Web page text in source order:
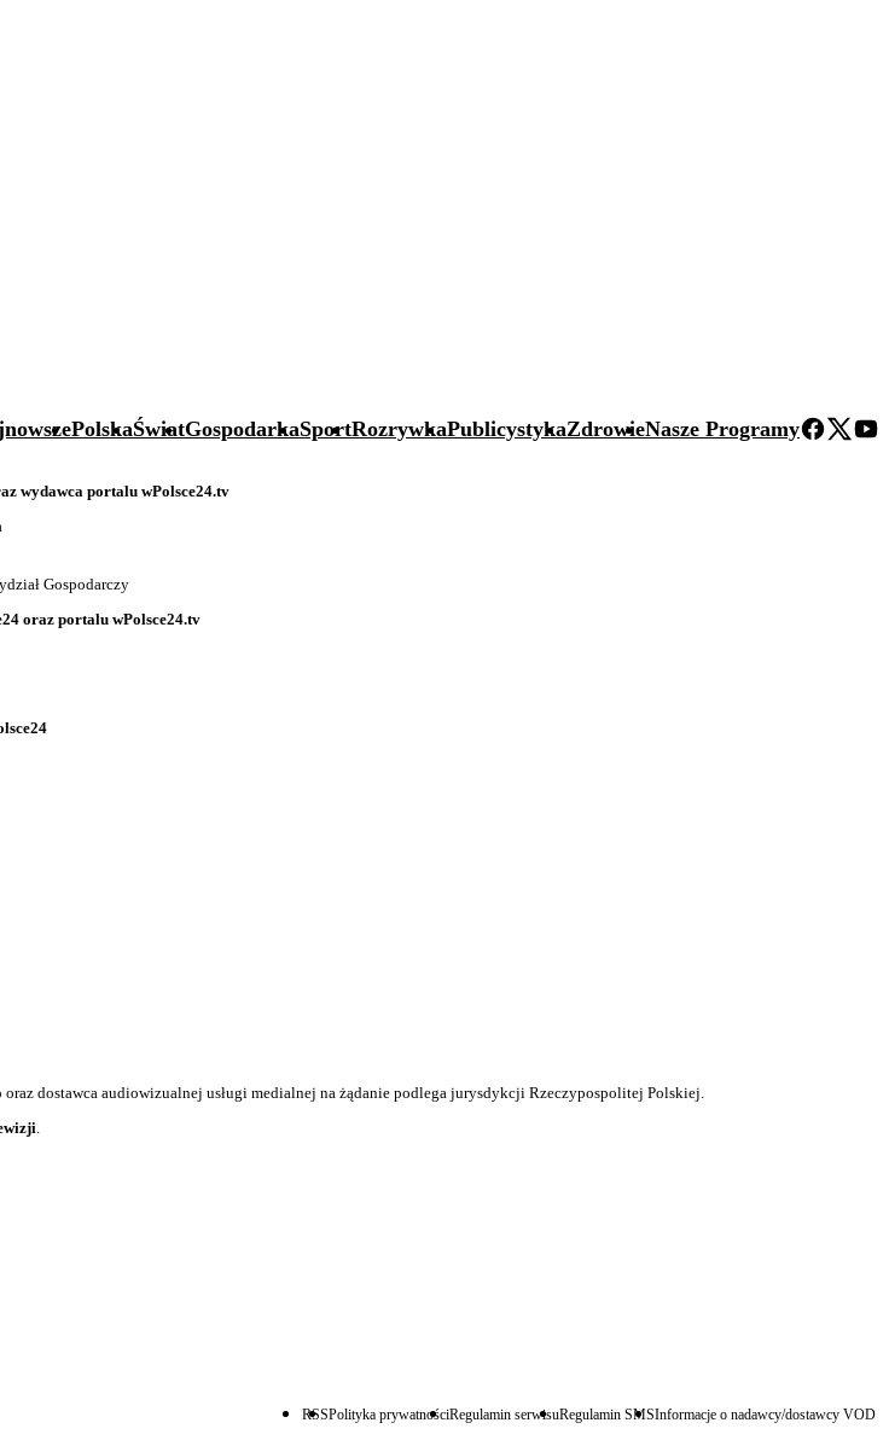
PolskaŚwiatGospodarkaSportRozrywkaPublicystykaZdrowieNasze Programy
wydawca portalu wPolsce24.tv
Gospodarczy
oraz portalu wPolsce24.tv
dostawca audiowizualnej usługi medialnej na żądanie podlega jurysdykcji Rzeczypospolitej Polskiej.
RSSPolityka prywatnościRegulamin serwisuRegulamin SMSInformacje o nadawcy/dostawcy VOD